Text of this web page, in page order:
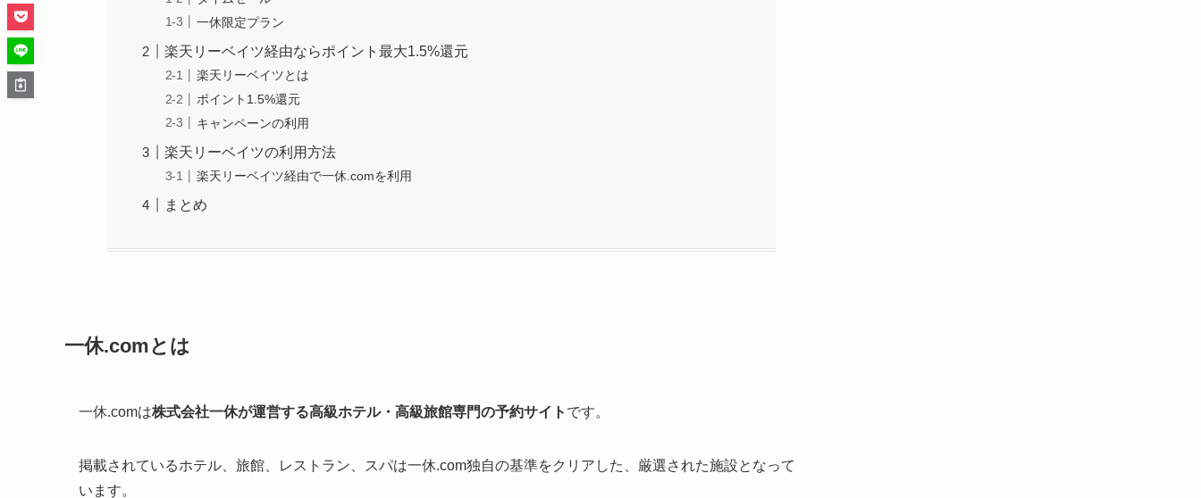
一休限定プラン
楽天リーベイツ経由ならポイント最大1.5%還元
楽天リーベイツとは
ポイント1.5%還元
キャンペーンの利用
楽天リーベイツの利用方法
楽天リーベイツ経由で一休.comを利用
まとめ
一休.comとは
一休.comは株式会社一休が運営する高級ホテル・高級旅館専門の予約サイト です。
掲載されているホテル、旅館、レストラン、スパは一休.com独自の基準をクリアした、厳選された施設となって
います。